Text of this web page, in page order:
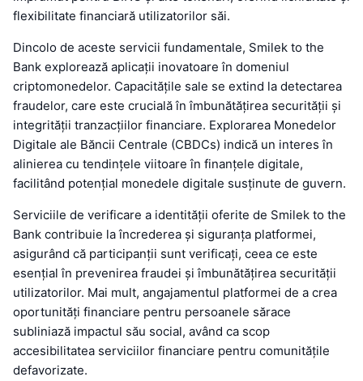
flexibilitate financiară utilizatorilor săi.
Dincolo de aceste servicii fundamentale, Smilek to the
Bank explorează aplicații inovatoare în domeniul
criptomonedelor. Capacitățile sale se extind la detectarea
fraudelor, care este crucială în îmbunătățirea securității și
integrității tranzacțiilor financiare. Explorarea Monedelor
Digitale ale Băncii Centrale (CBDCs) indică un interes în
alinierea cu tendințele viitoare în finanțele digitale,
facilitând potențial monedele digitale susținute de guvern.
Serviciile de verificare a identității oferite de Smilek to the
Bank contribuie la încrederea și siguranța platformei,
asigurând că participanții sunt verificați, ceea ce este
esențial în prevenirea fraudei și îmbunătățirea securității
utilizatorilor. Mai mult, angajamentul platformei de a crea
oportunități financiare pentru persoanele sărace
subliniază impactul său social, având ca scop
accesibilitatea serviciilor financiare pentru comunitățile
defavorizate.